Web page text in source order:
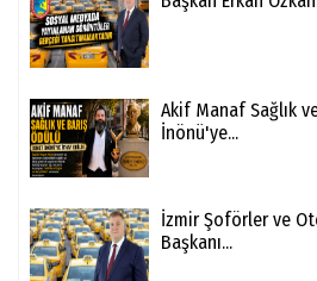
Akif Manaf Sağlık
İnönü'ye...
İzmir Şoförler ve
Başkanı...